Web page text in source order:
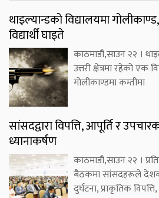
थाइल्यान्डको विद्यालयमा
विद्यार्थी घाइते
काठमाडौं,साउन २२ ।
उत्तरी क्षेत्रमा रहेको एक
गोलीकाण्डमा कम्तीमा
सांसदद्वारा विपत्ति, आपूर्ति र
ध्यानाकर्षण
काठमाडौं,साउन २२ ।
बैठकमा सांसदहरूले
दुर्घटना, प्राकृतिक विपत्ति,